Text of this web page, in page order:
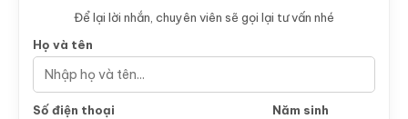
Để lại lời nhắn, chuyên viên sẽ gọi lại tư vấn nhé
Họ và tên
Số điện thoại Năm sinh